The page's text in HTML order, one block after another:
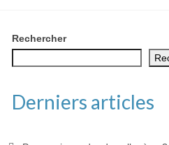
Rechercher
Derniers articles